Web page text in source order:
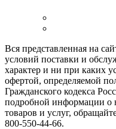
Вся представленная на
условий поставки и
характер и ни при каких
офертой, определяемой
Гражданского кодекса
подробной информации о
товаров и услуг,
800-550-44-66.